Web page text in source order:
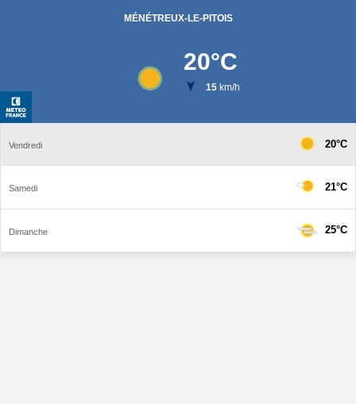
MÉNÉTREUX-LE-PITOIS
20°C
15km/h
Vendredi 20°C
Samedi 21°C
Dimanche 25°C